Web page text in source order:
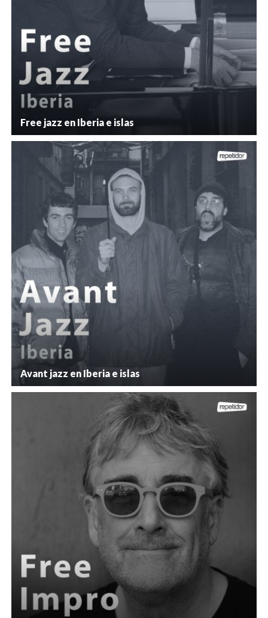
Free jazz en Iberia e islas
Avant jazz en Iberia e islas